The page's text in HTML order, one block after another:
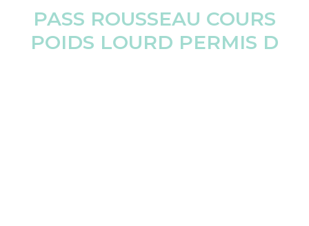
PASS ROUSSEAU COURS
POIDS LOURD PERMIS D